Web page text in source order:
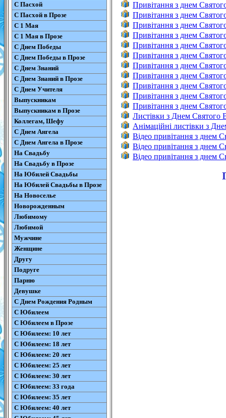
С Пасхой
С Пасхой в Прозе
С 1 Мая
С 1 Мая в Прозе
С Днем Победы
С Днем Победы в Прозе
С Днем Знаний
С Днем Знаний в Прозе
С Днем Учителя
Выпускникам
Выпускникам в Прозе
Коллегам, Шефу
С Днем Ангела
С Днем Ангела в Прозе
На Свадьбу
На Свадьбу в Прозе
На Юбилей Свадьбы
На Юбилей Свадьбы в Прозе
На Новоселье
Новорожденным
Любимому
Любимой
Мужчине
Женщине
Другу
Подруге
Парню
Девушке
С Днем Рождения Родным
С Юбилеем
С Юбилеем в Прозе
С Юбилеем: 10 лет
С Юбилеем: 18 лет
С Юбилеем: 20 лет
С Юбилеем: 25 лет
С Юбилеем: 30 лет
С Юбилеем: 33 года
С Юбилеем: 35 лет
С Юбилеем: 40 лет
Привітання з днем
Привітання з днем
Привітання з днем
Привітання з днем
Привітання з днем
Привітання з днем
Привітання з днем
Привітання з днем
Привітання з днем
Привітання з днем
Привітання з днем
Листівки з Днем Святого
Анімаційні листівки з
Відео привітання з днем
Відео привітання з днем
Відео привітання з днем